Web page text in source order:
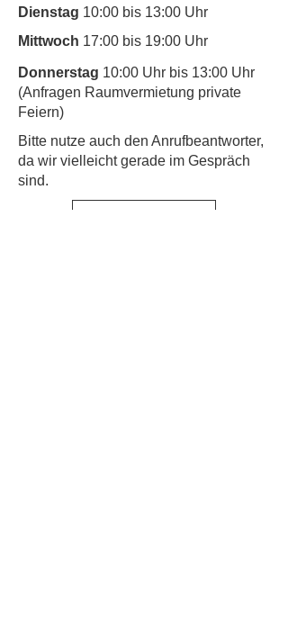
Dienstag 10:00 bis 13:00 Uhr
Mittwoch 17:00 bis 19:00 Uhr
Donnerstag 10:00 Uhr bis 13:00 Uhr
(Anfragen Raumvermietung private
Feiern)
​Bitte nutze auch den Anrufbeantworter,
da wir vielleicht gerade im Gespräch
sind.